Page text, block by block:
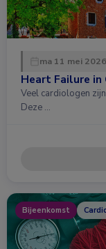
ma 11 mei
Heart Failure in
Veel cardiologen
Deze …
Bijeenkomst